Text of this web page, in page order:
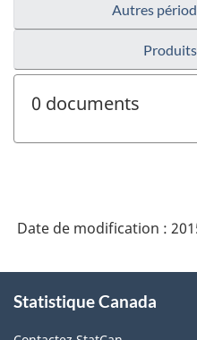
Autres
0 documents
Date de modification :
propos
Statistique Canada